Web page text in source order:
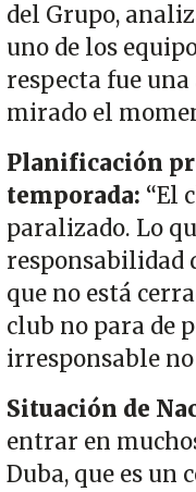
del Grupo,
uno de los
respecta fue
mirado el
Planificación
temporada: “El
paralizado. Lo
responsabilidad
que no está
club no para de
irresponsable no
Situación de
entrar en
Duba, que es un